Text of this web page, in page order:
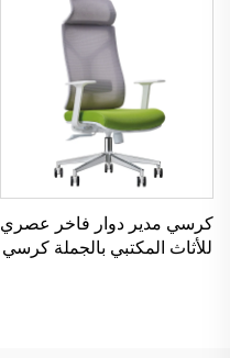
كرسي مدير دوار فاخر عصري
للأثاث المكتبي بالجملة كرسي